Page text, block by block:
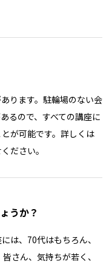
ります。駐輪場のない会
るので、すべての講座に
が可能です。詳しくは
ださい。
うか？
は、70代はもちろん、
さん、気持ちが若く、